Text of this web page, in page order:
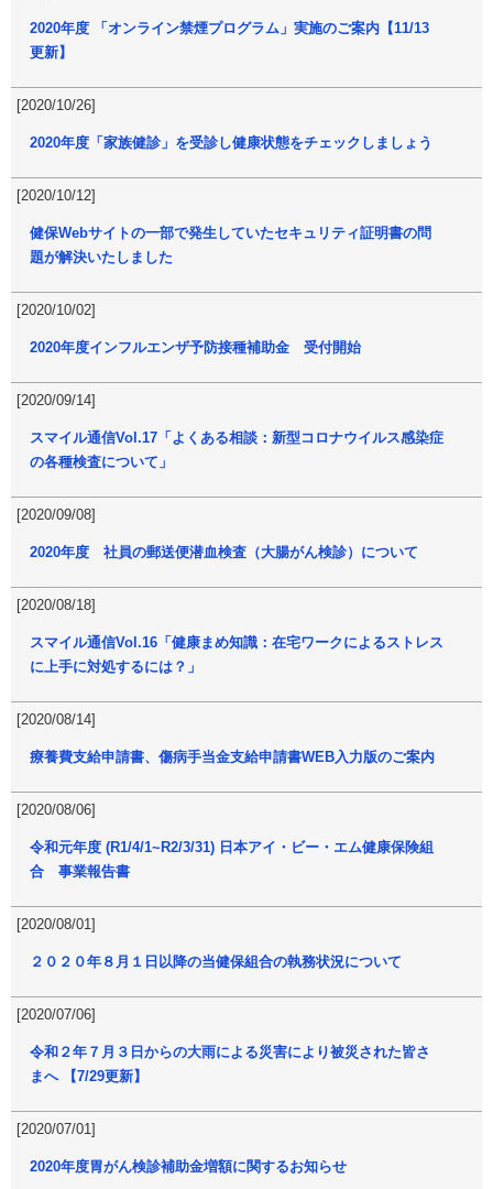
2020年度 「オンライン禁煙プログラム」実施のご案内【11/13
更新】
[2020/10/26]
2020年度「家族健診」を受診し健康状態をチェックしましょう
[2020/10/12]
健保Webサイトの一部で発生していたセキュリティ証明書の問
題が解決いたしました
[2020/10/02]
2020年度インフルエンザ予防接種補助金 受付開始
[2020/09/14]
スマイル通信Vol.17「よくある相談：新型コロナウイルス感染症
の各種検査について」
[2020/09/08]
2020年度 社員の郵送便潜血検査（大腸がん検診）について
[2020/08/18]
スマイル通信Vol.16「健康まめ知識：在宅ワークによるストレス
に上手に対処するには？」
[2020/08/14]
療養費支給申請書、傷病手当金支給申請書WEB入力版のご案内
[2020/08/06]
令和元年度 (R1/4/1~R2/3/31) 日本アイ・ビー・エム健康保険組
合 事業報告書
[2020/08/01]
２０２０年８月１日以降の当健保組合の執務状況について
[2020/07/06]
令和２年７月３日からの大雨による災害により被災された皆さ
まへ 【7/29更新】
[2020/07/01]
2020年度胃がん検診補助金増額に関するお知らせ